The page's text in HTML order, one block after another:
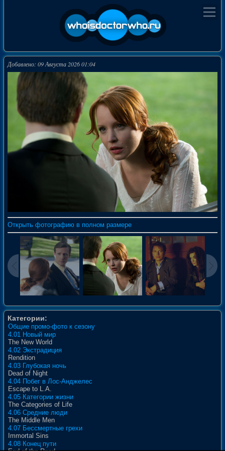
Добавлено: 09 Августа 2026 01:04
Открыть фотографию в полном размере
Категории:
Общие промо-фото к сезону
4.01 Новый мир
The New World
4.02 Экстрадиция
Rendition
4.03 Глубокая ночь
Dead of Night
4.04 Побег в Лос-Анджелес
Escape to L.A.
4.05 Категории жизни
The Categories of Life
4.06 Средние люди
The Middle Men
4.07 Бессмертные грехи
Immortal Sins
4.08 Конец пути